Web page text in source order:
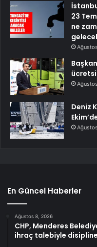
23
ne
Deniz
En Güncel Haberler
Ağustos 8, 2026
CHP, Menderes
ihraç talebiyle